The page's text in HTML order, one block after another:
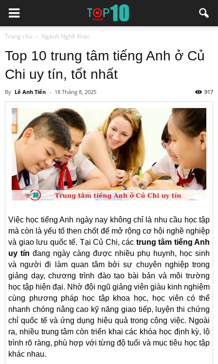
Trang chủ Ngành Nghề Khác
Top 10 trung tâm tiếng Anh ở Củ
Chi uy tín, tốt nhất
By Lê Anh Tiến - 18 Tháng 8, 2025 917
Việc học tiếng Anh ngày nay không chỉ là nhu cầu học tập
mà còn là yếu tố then chốt để mở rộng cơ hội nghề nghiệp
và giao lưu quốc tế. Tại Củ Chi, các trung tâm tiếng Anh
uy tín đang ngày càng được nhiều phụ huynh, học sinh
và người đi làm quan tâm bởi sự chuyên nghiệp trong
giảng dạy, chương trình đào tạo bài bản và môi trường
học tập hiện đại. Nhờ đội ngũ giảng viên giàu kinh nghiệm
cùng phương pháp học tập khoa học, học viên có thể
nhanh chóng nâng cao kỹ năng giao tiếp, luyện thi chứng
chỉ quốc tế và ứng dụng hiệu quả trong công việc. Ngoài
ra, nhiều trung tâm còn triển khai các khóa học định kỳ, lộ
trình rõ ràng, phù hợp với từng độ tuổi và mục tiêu học tập
khác nhau.